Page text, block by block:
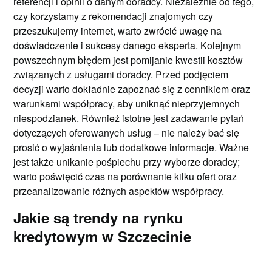
czy korzystamy z rekomendacji znajomych czy
przeszukujemy internet, warto zwrócić uwagę na
doświadczenie i sukcesy danego eksperta. Kolejnym
powszechnym błędem jest pomijanie kwestii kosztów
związanych z usługami doradcy. Przed podjęciem
decyzji warto dokładnie zapoznać się z cennikiem oraz
warunkami współpracy, aby uniknąć nieprzyjemnych
niespodzianek. Również istotne jest zadawanie pytań
dotyczących oferowanych usług – nie należy bać się
prosić o wyjaśnienia lub dodatkowe informacje. Ważne
jest także unikanie pośpiechu przy wyborze doradcy;
warto poświęcić czas na porównanie kilku ofert oraz
przeanalizowanie różnych aspektów współpracy.
Jakie są trendy na rynku
kredytowym w Szczecinie